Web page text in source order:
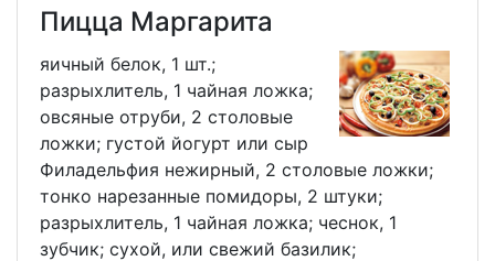
Пицца Маргарита
яичный белок, 1 шт.;
разрыхлитель, 1 чайная ложка;
овсяные отруби, 2 столовые
ложки; густой йогурт или сыр
Филадельфия нежирный, 2 столовые ложки;
тонко нарезанные помидоры, 2 штуки;
разрыхлитель, 1 чайная ложка; чеснок, 1
зубчик; сухой, или свежий базилик;